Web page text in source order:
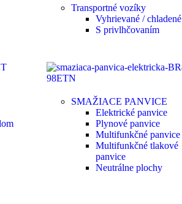
Transportné vozíky
Vyhrievané / chladené
S privlhčovaním
SMAŽIACE PANVICE
Elektrické panvice
Plynové panvice
Multifunkčné panvice
Multifunkčné tlakové
panvice
Neutrálne plochy